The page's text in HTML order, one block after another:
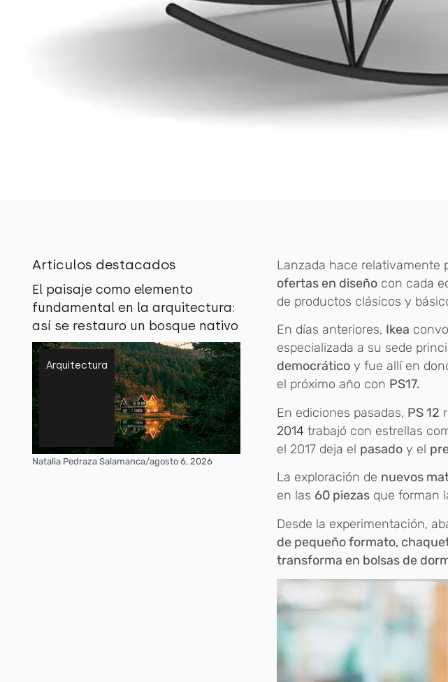
Artículos destacados
El paisaje como elemento
fundamental en la arquitectura:
así se restauro un bosque nativo
Arquitectura
Natalia Pedraza Salamanca/agosto 6, 2026
Lanzada hace relativamente
ofertas en diseño con cada
de productos clásicos y
En días anteriores, Ikea
especializada a su sede
democrático y fue allí en
el próximo año con PS17.
En ediciones pasadas, PS 12
2014trabajó con estrellas
el 2017 deja el pasado y el
La exploración de nuevos
en las 60 piezas que forman
Desde la experimentación,
de pequeño formato,
transforma en bolsas de